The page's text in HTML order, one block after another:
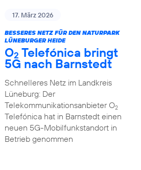
17. März 2026
BESSERES NETZ FÜR DEN NATURPARK
LÜNEBURGER HEIDE
O2 Telefónica bringt
5G nach Barnstedt
Schnelleres Netz im Landkreis
Lüneburg: Der
Telekommunikationsanbieter O2
Telefónica hat in Barnstedt einen
neuen 5G-Mobilfunkstandort in
Betrieb genommen